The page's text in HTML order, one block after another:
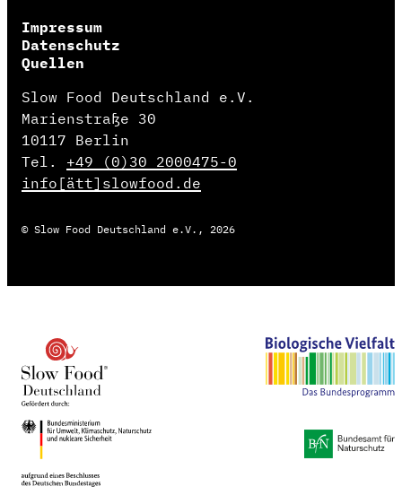
Impressum
Datenschutz
Quellen
Slow Food Deutschland e.V.
Marienstraße 30
10117 Berlin
Tel. +49 (0)30 2000475-0
info[ätt]slowfood.de
© Slow Food Deutschland e.V., 2026